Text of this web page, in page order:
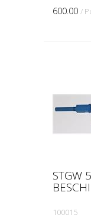
600.00 /
STGW
100015